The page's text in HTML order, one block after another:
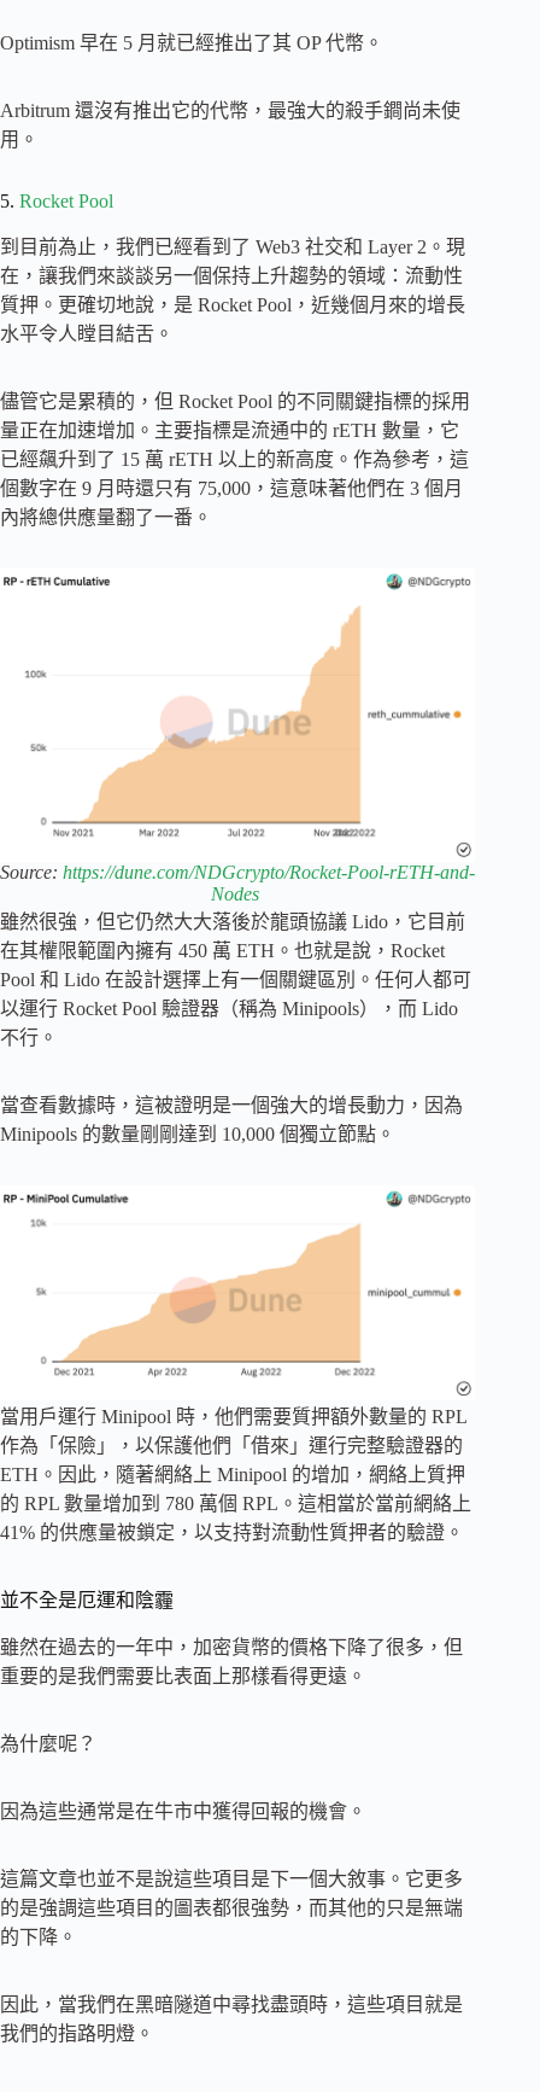
Optimism 早在 5 月就已經推出了其 OP 代幣。
Arbitrum 還沒有推出它的代幣，最強大的殺手鐧尚未使
用。
5. Rocket Pool
到目前為止，我們已經看到了 Web3 社交和 Layer 2。現
在，讓我們來談談另一個保持上升趨勢的領域：流動性
質押。更確切地說，是 Rocket Pool，近幾個月來的增長
水平令人瞠目結舌。
儘管它是累積的，但 Rocket Pool 的不同關鍵指標的採用
量正在加速增加。主要指標是流通中的 rETH 數量，它
已經飆升到了 15 萬 rETH 以上的新高度。作為參考，這
個數字在 9 月時還只有 75,000，這意味著他們在 3 個月
內將總供應量翻了一番。
Source:https://dune.com/NDGcrypto/Rocket-Pool-rETH-and-
Nodes
雖然很強，但它仍然大大落後於龍頭協議 Lido，它目前
在其權限範圍內擁有 450 萬 ETH。也就是說，Rocket
Pool 和 Lido 在設計選擇上有一個關鍵區別。任何人都可
以運行 Rocket Pool 驗證器（稱為 Minipools），而 Lido
不行。
當查看數據時，這被證明是一個強大的增長動力，因為
Minipools 的數量剛剛達到 10,000 個獨立節點。
當用戶運行 Minipool 時，他們需要質押額外數量的 RPL
作為「保險」，以保護他們「借來」運行完整驗證器的
ETH。因此，隨著網絡上 Minipool 的增加，網絡上質押
的 RPL 數量增加到 780 萬個 RPL。這相當於當前網絡上
41% 的供應量被鎖定，以支持對流動性質押者的驗證。
並不全是厄運和陰霾
雖然在過去的一年中，加密貨幣的價格下降了很多，但
重要的是我們需要比表面上那樣看得更遠。
為什麼呢？
因為這些通常是在牛市中獲得回報的機會。
這篇文章也並不是說這些項目是下一個大敘事。它更多
的是強調這些項目的圖表都很強勢，而其他的只是無端
的下降。
因此，當我們在黑暗隧道中尋找盡頭時，這些項目就是
我們的指路明燈。